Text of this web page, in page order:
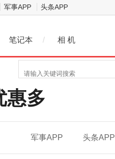
军事APP 头条APP
笔记本 / 相 机
惠多
军事APP 头条APP